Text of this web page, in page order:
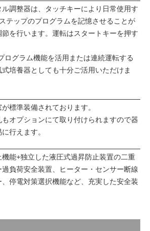
調整器は、タッチキーにより日常使用す
テップのプログラムを記憶させることが
を行います。運転はスタートキーを押す
ログラム機能を活用または連続運転する
培養器としても十分ご活用いただけま
標準装備されております。
オプションにて取り付けられますので器
行えます。
能+独立した液圧式過昇防止装置の二重
負荷安全装置、ヒーター・センサー断線
停電対策選択機能など、充実した安全装